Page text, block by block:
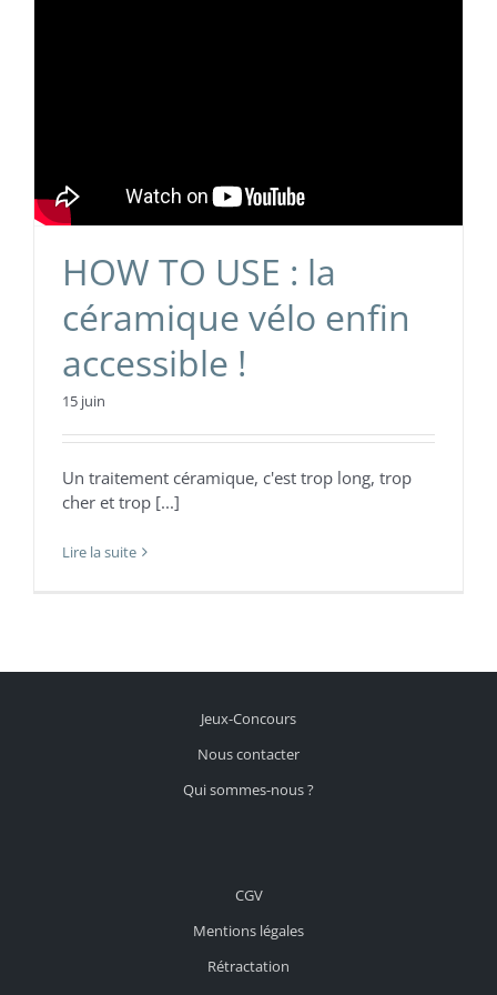
HOW TO USE : la
céramique vélo enfin
accessible !
15 juin
Un traitement céramique, c'est trop long, trop
cher et trop [...]
Lire la suite
Jeux-Concours
Nous contacter
Qui sommes-nous ?
CGV
Mentions légales
Rétractation